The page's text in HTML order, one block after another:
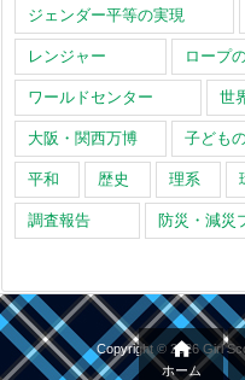
ジェンダー平等の実現
レンジャー ロープ
ワールドセンター 世
大阪・関西万博 子ども
平和 歴史 理系
調査報告 防災・減災
Copyright ©2026 Girl

ホーム